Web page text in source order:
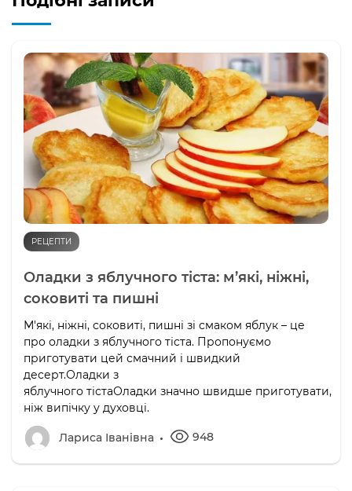
РЕЦЕПТИ
Оладки з яблучного тіста: м’які, ніжні,
соковиті та пишні
М'які, ніжні, соковиті, пишні зі смаком яблук – це
про оладки з яблучного тіста. Пропонуємо
приготувати цей смачний і швидкий
десерт.Оладки з
яблучного тістаОладки значно швидше приготувати,
ніж випічку у духовці.
Лариса Іванівна 948